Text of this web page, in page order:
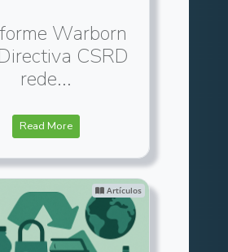
Warborn
CSRD
rede...
Read More
Artículos